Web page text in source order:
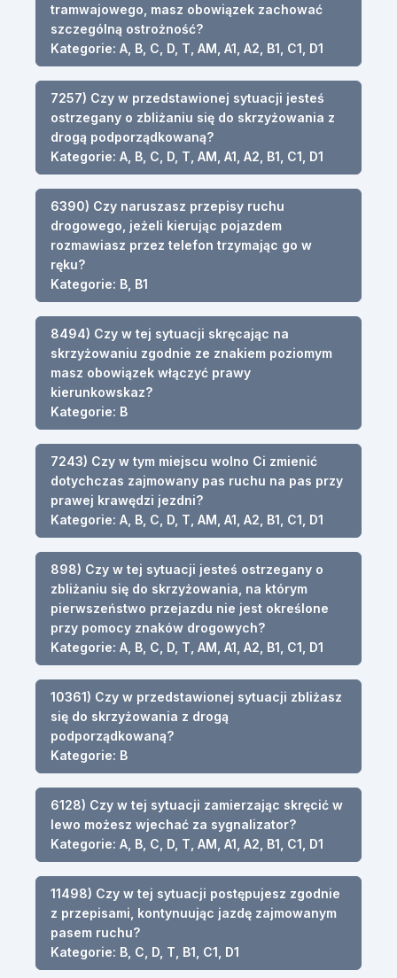
tramwajowego, masz obowiązek zachować
szczególną ostrożność?
Kategorie: A, B, C, D, T, AM, A1, A2, B1, C1, D1
7257) Czy w przedstawionej sytuacji jesteś
ostrzegany o zbliżaniu się do skrzyżowania z
drogą podporządkowaną?
Kategorie: A, B, C, D, T, AM, A1, A2, B1, C1, D1
6390) Czy naruszasz przepisy ruchu
drogowego, jeżeli kierując pojazdem
rozmawiasz przez telefon trzymając go w
ręku?
Kategorie: B, B1
8494) Czy w tej sytuacji skręcając na
skrzyżowaniu zgodnie ze znakiem poziomym
masz obowiązek włączyć prawy
kierunkowskaz?
Kategorie: B
7243) Czy w tym miejscu wolno Ci zmienić
dotychczas zajmowany pas ruchu na pas przy
prawej krawędzi jezdni?
Kategorie: A, B, C, D, T, AM, A1, A2, B1, C1, D1
898) Czy w tej sytuacji jesteś ostrzegany o
zbliżaniu się do skrzyżowania, na którym
pierwszeństwo przejazdu nie jest określone
przy pomocy znaków drogowych?
Kategorie: A, B, C, D, T, AM, A1, A2, B1, C1, D1
10361) Czy w przedstawionej sytuacji zbliżasz
się do skrzyżowania z drogą
podporządkowaną?
Kategorie: B
6128) Czy w tej sytuacji zamierzając skręcić w
lewo możesz wjechać za sygnalizator?
Kategorie: A, B, C, D, T, AM, A1, A2, B1, C1, D1
11498) Czy w tej sytuacji postępujesz zgodnie
z przepisami, kontynuując jazdę zajmowanym
pasem ruchu?
Kategorie: B, C, D, T, B1, C1, D1